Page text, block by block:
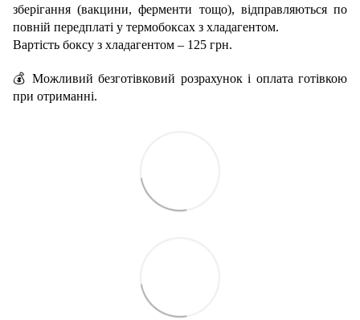
зберігання (вакцини, ферменти тощо), відправляються по
повній передплаті у термобоксах з хладагентом.
Вартість боксу з хладагентом – 125 грн.
💰 Можливий безготівковий розрахунок і оплата готівкою
при отриманні.